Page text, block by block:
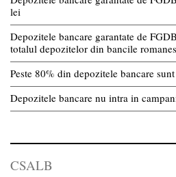
lei
Depozitele bancare garantate de
totalul depozitelor din bancile
Peste 80% din depozitele bancare
Depozitele bancare nu intra in
CSALB